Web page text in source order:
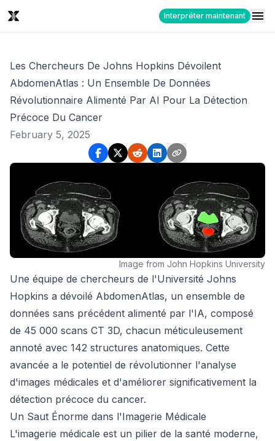
Interpréter maintenant
Les Chercheurs De Johns Hopkins Dévoilent
AbdomenAtlas : Un Ensemble De Données
Révolutionnaire Alimenté Par AI Pour La Détection
Précoce Du Cancer
February 5, 2025
Image from John Hopkins University
Une équipe de chercheurs de l'Université Johns
Hopkins a dévoilé AbdomenAtlas, un ensemble de
données sans précédent alimenté par l'IA, composé
de 45 000 scans CT 3D, chacun méticuleusement
annoté avec 142 structures anatomiques. Cette
avancée a le potentiel de révolutionner l'analyse
d'images médicales et d'améliorer significativement la
détection précoce du cancer.
Un Saut Énorme dans l'Imagerie Médicale
L'imagerie médicale est un pilier de la santé moderne,